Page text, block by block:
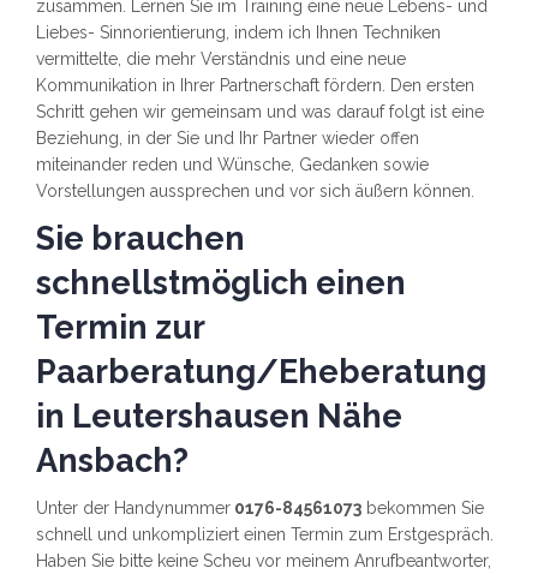
zusammen. Lernen Sie im Training eine neue Lebens- und
Liebes- Sinnorientierung, indem ich Ihnen Techniken
vermittelte, die mehr Verständnis und eine neue
Kommunikation in Ihrer Partnerschaft fördern. Den ersten
Schritt gehen wir gemeinsam und was darauf folgt ist eine
Beziehung, in der Sie und Ihr Partner wieder offen
miteinander reden und Wünsche, Gedanken sowie
Vorstellungen aussprechen und vor sich äußern können.
Sie brauchen
schnellstmöglich einen
Termin zur
Paarberatung/Eheberatung
in Leutershausen Nähe
Ansbach?
Unter der Handynummer 0176-84561073 bekommen Sie
schnell und unkompliziert einen Termin zum Erstgespräch.
Haben Sie bitte keine Scheu vor meinem Anrufbeantworter,